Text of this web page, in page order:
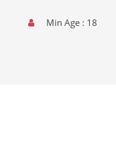
Min Age : 18